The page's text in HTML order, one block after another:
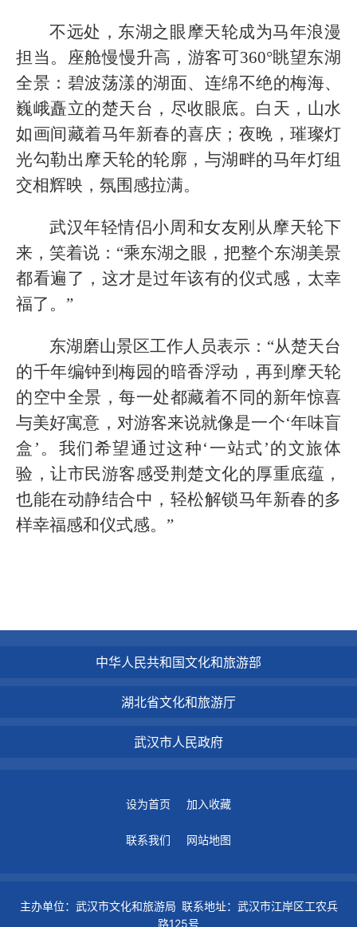
不远处，东湖之眼摩天轮成为马年浪漫
担当。座舱慢慢升高，游客可360°眺望东湖
全景：碧波荡漾的湖面、连绵不绝的梅海、
巍峨矗立的楚天台，尽收眼底。白天，山水
如画间藏着马年新春的喜庆；夜晚，璀璨灯
光勾勒出摩天轮的轮廓，与湖畔的马年灯组
交相辉映，氛围感拉满。
武汉年轻情侣小周和女友刚从摩天轮下
来，笑着说：“乘东湖之眼，把整个东湖美景
都看遍了，这才是过年该有的仪式感，太幸
福了。”
东湖磨山景区工作人员表示：“从楚天台
的千年编钟到梅园的暗香浮动，再到摩天轮
的空中全景，每一处都藏着不同的新年惊喜
与美好寓意，对游客来说就像是一个‘年味盲
盒’。我们希望通过这种‘一站式’的文旅体
验，让市民游客感受荆楚文化的厚重底蕴，
也能在动静结合中，轻松解锁马年新春的多
样幸福感和仪式感。”
中华人民共和国文化和旅游部
湖北省文化和旅游厅
武汉市人民政府
设为首页 加入收藏
联系我们 网站地图
主办单位：武汉市文化和旅游局 联系地址：武汉市江岸区工农兵
路125号